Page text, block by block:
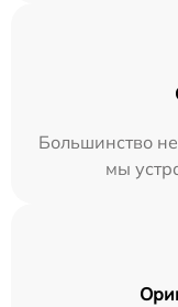
Большинство
мы